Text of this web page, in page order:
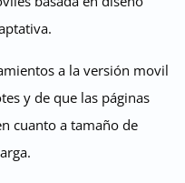
a la versión movil
y de que las páginas
cuanto a tamaño de